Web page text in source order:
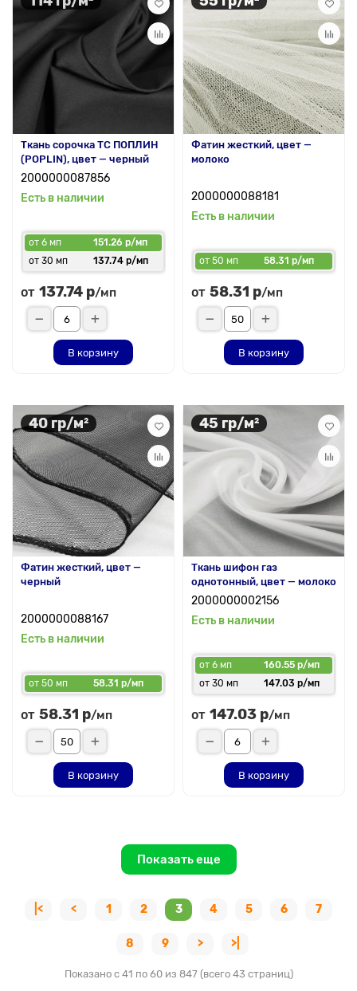
Ткань сорочка ТС ПОПЛИН
(POPLIN), цвет — черный
2000000087856
Есть в наличии
от 6 мп
151.26 р/мп
от 30 мп
137.74 р/мп
от 137.74 р/мп
В корзину
Фатин жесткий, цвет —
молоко
2000000088181
Есть в наличии
от 50 мп 58.31 р/мп
от 58.31 р/мп
В корзину
40 гр/м²
Фатин жесткий, цвет —
черный
2000000088167
Есть в наличии
от 50 мп 58.31 р/мп
от 58.31 р/мп
В корзину
45 гр/м²
Ткань шифон газ
однотонный, цвет — молоко
2000000002156
Есть в наличии
от 6 мп
160.55 р/мп
от 30 мп
147.03 р/мп
от 147.03 р/мп
В корзину
Показать еще
|< < 1 2 3 4 5 6 7
8 9 > >|
Показано с 41 по 60 из 847 (всего 43 страниц)